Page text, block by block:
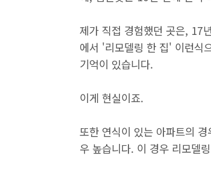
제가 직접 경험했던 곳은, 17
에서 '리모델링 한 집' 이런식
기억이 있습니다.
이게 현실이죠.
또한 연식이 있는 아파트의
우 높습니다. 이 경우 리모델